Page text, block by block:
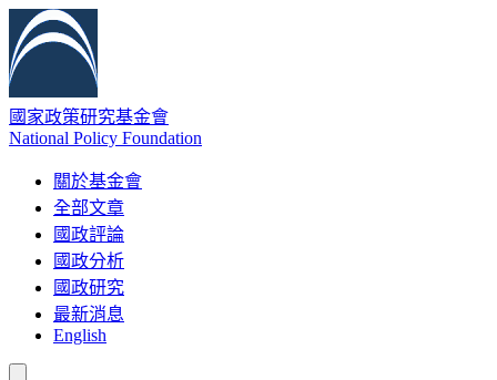
國家政策研究基金會
National Policy Foundation
關於基金會
全部文章
國政評論
國政分析
國政研究
最新消息
English